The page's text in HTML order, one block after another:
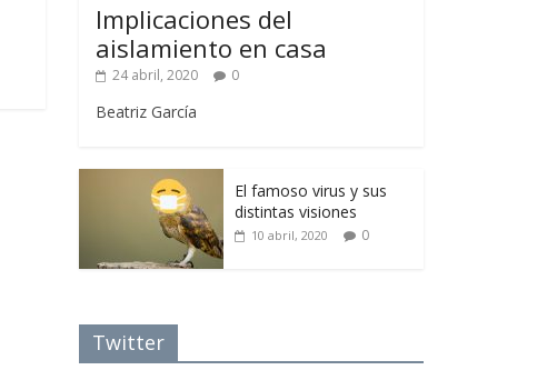
Implicaciones del
aislamiento en casa
24 abril, 2020 0
Beatriz García
El famoso virus y sus
distintas visiones
10 abril, 2020 0
Twitter